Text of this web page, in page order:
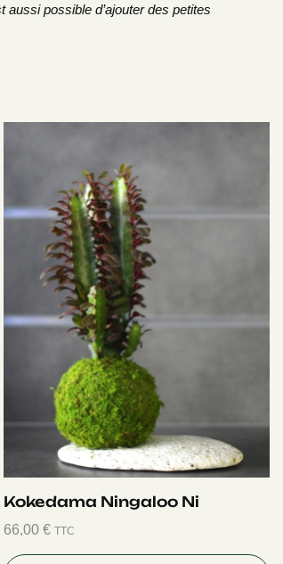
possible d’ajouter des petites
Kokedama Ningaloo Ni
66,00 € TTC